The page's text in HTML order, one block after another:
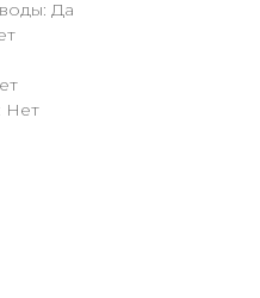
Да
Нет